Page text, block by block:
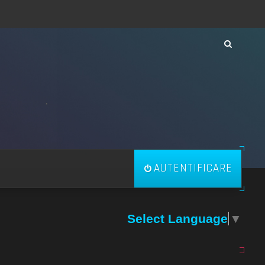
AUTENTIFICARE
Select Language ▼